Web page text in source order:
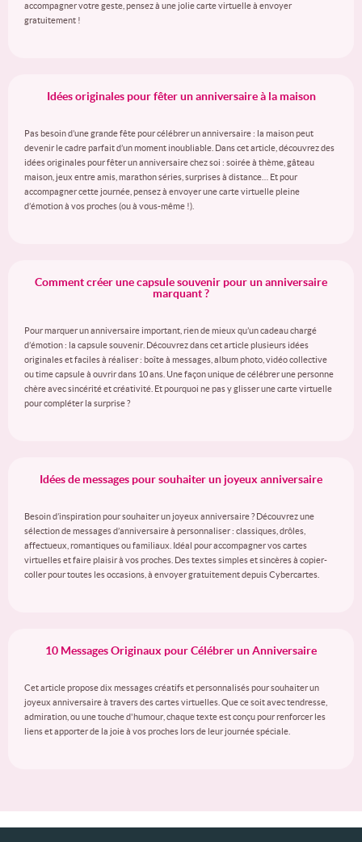
accompagner votre geste, pensez à une jolie carte virtuelle à envoyer
gratuitement !
Idées originales pour fêter un anniversaire à la maison
Pas besoin d’une grande fête pour célébrer un anniversaire : la maison peut
devenir le cadre parfait d’un moment inoubliable. Dans cet article, découvrez des
idées originales pour fêter un anniversaire chez soi : soirée à thème, gâteau
maison, jeux entre amis, marathon séries, surprises à distance… Et pour
accompagner cette journée, pensez à envoyer une carte virtuelle pleine
d’émotion à vos proches (ou à vous-même !).
Comment créer une capsule souvenir pour un anniversaire
marquant ?
Pour marquer un anniversaire important, rien de mieux qu’un cadeau chargé
d’émotion : la capsule souvenir. Découvrez dans cet article plusieurs idées
originales et faciles à réaliser : boîte à messages, album photo, vidéo collective
ou time capsule à ouvrir dans 10 ans. Une façon unique de célébrer une personne
chère avec sincérité et créativité. Et pourquoi ne pas y glisser une carte virtuelle
pour compléter la surprise ?
Idées de messages pour souhaiter un joyeux anniversaire
Besoin d’inspiration pour souhaiter un joyeux anniversaire ? Découvrez une
sélection de messages d’anniversaire à personnaliser : classiques, drôles,
affectueux, romantiques ou familiaux. Idéal pour accompagner vos cartes
virtuelles et faire plaisir à vos proches. Des textes simples et sincères à copier-
coller pour toutes les occasions, à envoyer gratuitement depuis Cybercartes.
10 Messages Originaux pour Célébrer un Anniversaire
Cet article propose dix messages créatifs et personnalisés pour souhaiter un
joyeux anniversaire à travers des cartes virtuelles. Que ce soit avec tendresse,
admiration, ou une touche d'humour, chaque texte est conçu pour renforcer les
liens et apporter de la joie à vos proches lors de leur journée spéciale.